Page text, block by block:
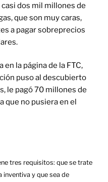
dos mil millones de
que son muy caras,
a pagar sobreprecios
la página de la FTC,
puso al descubierto
le pagó 70 millones de
que no pusiera en el
tres requisitos: que se trate
inventiva y que sea de